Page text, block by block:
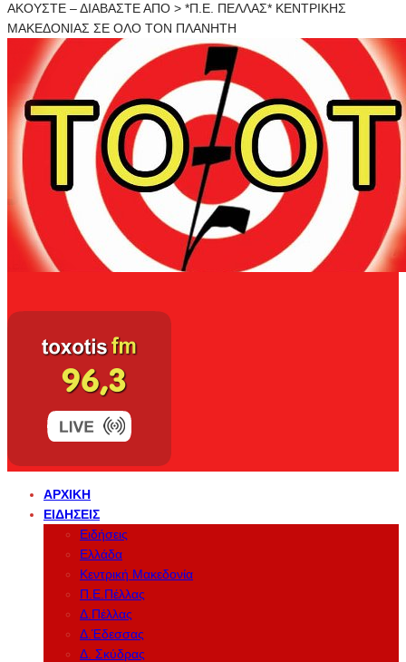
ΑΚΟΥΣΤΕ – ΔΙΑΒΑΣΤΕ ΑΠΟ > *Π.Ε. ΠΕΛΛΑΣ* ΚΕΝΤΡΙΚΗΣ
ΜΑΚΕΔΟΝΙΑΣ ΣΕ ΟΛΟ ΤΟΝ ΠΛΑΝΗΤΗ
ΑΡΧΙΚΉ
ΕΙΔΉΣΕΙΣ
Ειδήσεις
Ελλάδα
Κεντρική Μακεδονία
Π.Ε.Πέλλας
Δ.Πέλλας
Δ.Έδεσσας
Δ. Σκύδρας